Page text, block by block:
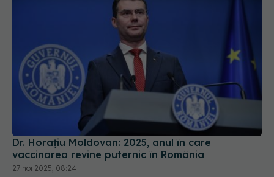
Dr. Horațiu Moldovan: 2025, anul în care
vaccinarea revine puternic în România
27 noi 2025, 08:24